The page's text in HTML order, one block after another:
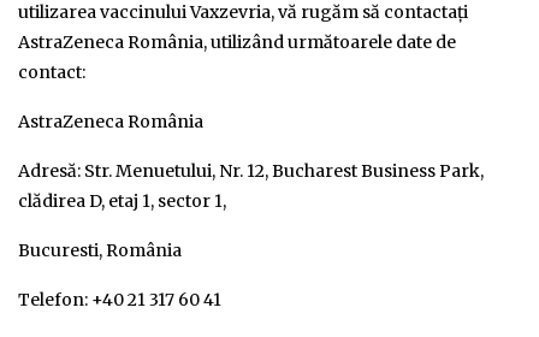
utilizarea vaccinului Vaxzevria, vă rugăm să contactați
AstraZeneca România, utilizând următoarele date de
contact:
AstraZeneca România
Adresă: Str. Menuetului, Nr. 12, Bucharest Business Park,
clădirea D, etaj 1, sector 1,
Bucuresti, România
Telefon: +40 21 317 60 41